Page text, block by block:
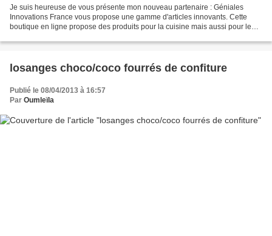
Je suis heureuse de vous présente mon nouveau partenaire : Géniales
Innovations France vous propose une gamme d'articles innovants. Cette
boutique en ligne propose des produits pour la cuisine mais aussi pour le
losanges choco/coco fourrés de confiture
Publié le 08/04/2013 à 16:57
Par Oumleïla